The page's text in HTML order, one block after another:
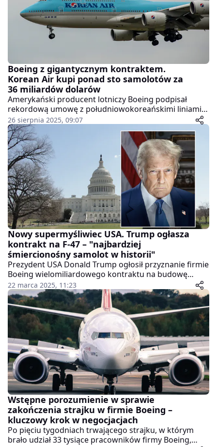
Boeing z gigantycznym kontraktem.
Korean Air kupi ponad sto samolotów za
36 miliardów dolarów
Amerykański producent lotniczy Boeing podpisał
rekordową umowę z południowokoreańskimi liniami
Korean Air. Kontrakt wart około 36 miliardów dolarów
obejmuje dostawę 103 maszyn pasażerskich i
transportowych, które mają wzmocnić flotę
przewoźnika w kluczowym momencie – tuż przed fuzją
z Asiana Airlines.
26 sierpnia 2025, 09:07
Nowy supermyśliwiec USA. Trump ogłasza
kontrakt na F-47 – "najbardziej
śmiercionośny samolot w historii"
Prezydent USA Donald Trump ogłosił przyznanie firmie
Boeing wielomiliardowego kontraktu na budowę
nowego, futurystycznego myśliwca F-47 w ramach
programu Next Generation Air Dominance (NGAD).
Podczas wystąpienia w Białym Domu nazwał nową
maszynę "najbardziej śmiercionośnym samolotem, jaki
kiedykolwiek zbudowano".
22 marca 2025, 11:23
Wstępne porozumienie w sprawie
zakończenia strajku w firmie Boeing –
kluczowy krok w negocjacjach
Po pięciu tygodniach trwającego strajku, w którym
brało udział 33 tysiące pracowników firmy Boeing,